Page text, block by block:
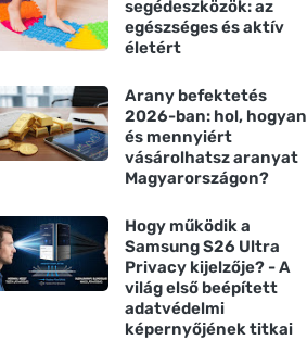
segédeszközök: az
egészséges és aktív
életért
Arany befektetés
2026-ban: hol, hogyan
és mennyiért
vásárolhatsz aranyat
Magyarországon?
Hogy működik a
Samsung S26 Ultra
Privacy kijelzője? - A
világ első beépített
adatvédelmi
képernyőjének titkai